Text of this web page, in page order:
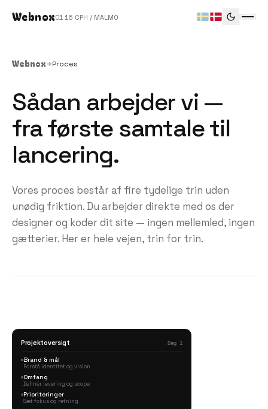
Webnox01 16 CPH / MALMÖ
Webnox Proces
Sådan arbejder vi —
fra første samtale til
lancering.
Vores proces består af fire tydelige trin uden
unødig friktion. Du arbejder direkte med os der
designer og koder dit site — ingen mellemled, ingen
gætterier. Her er hele vejen, trin for trin.
Projektoversigt Dag 1
Brand & mål
Forstå identitet og vision
Omfang
Definér levering og scope
Prioriteringer
Sæt fokus og retning